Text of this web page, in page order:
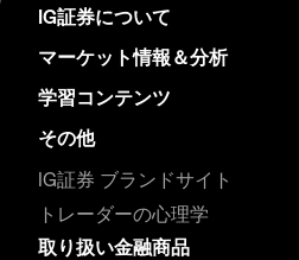
IG証券について
マーケット情報＆分析
学習コンテンツ
その他
IG証券 ブランドサイト
トレーダーの心理学
取り扱い金融商品